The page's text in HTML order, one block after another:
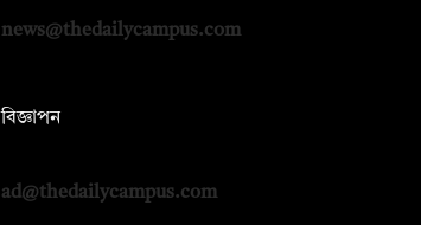
news@thedailycampus.com
বিজ্ঞাপন
ad@thedailycampus.com